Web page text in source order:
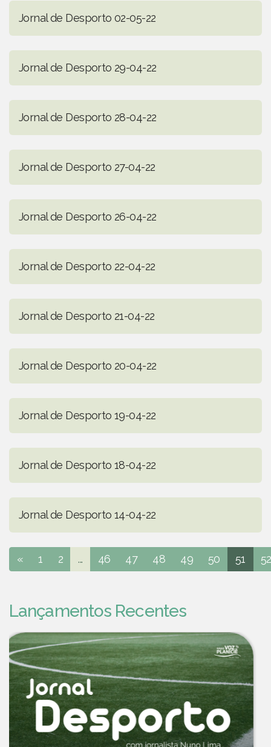
Jornal de Desporto 02-05-22
Jornal de Desporto 29-04-22
Jornal de Desporto 28-04-22
Jornal de Desporto 27-04-22
Jornal de Desporto 26-04-22
Jornal de Desporto 22-04-22
Jornal de Desporto 21-04-22
Jornal de Desporto 20-04-22
Jornal de Desporto 19-04-22
Jornal de Desporto 18-04-22
Jornal de Desporto 14-04-22
« 1 2 ... 46 47 48 49 50 51 52
Lançamentos Recentes